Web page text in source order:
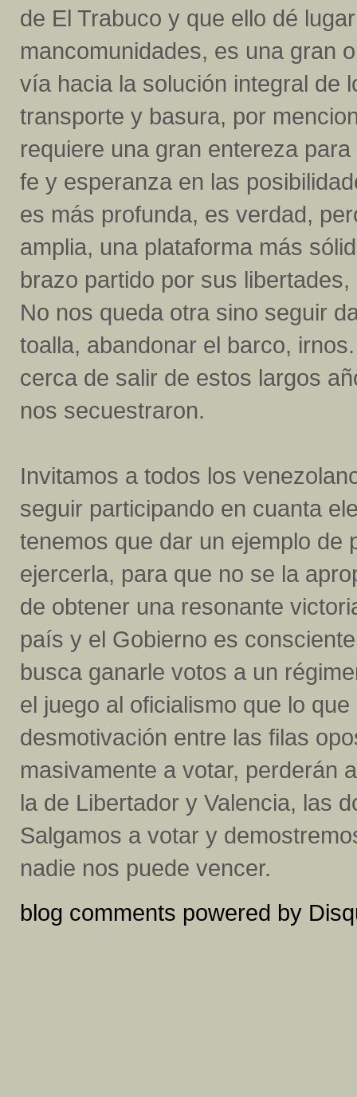
de El Trabuco y que ello dé
mancomunidades, es una gran
vía hacia la solución integral de
transporte y basura, por
requiere una gran entereza
fe y esperanza en las
es más profunda, es verdad,
amplia, una plataforma más
brazo partido por sus
No nos queda otra sino seguir
toalla, abandonar el barco,
cerca de salir de estos largos
nos secuestraron.
Invitamos a todos los
seguir participando en cuanta
tenemos que dar un ejemplo de
ejercerla, para que no se la
de obtener una resonante
país y el Gobierno es
busca ganarle votos a un
el juego al oficialismo que lo
desmotivación entre las filas
masivamente a votar, perderán
la de Libertador y Valencia, las
Salgamos a votar y
nadie nos puede vencer.
blog comments powered by